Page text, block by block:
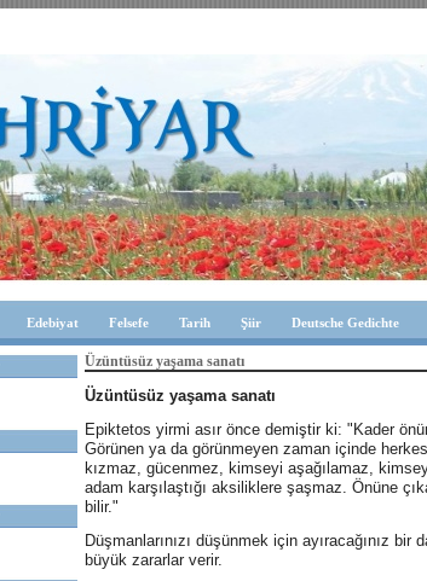
Edebiyat Felsefe Tarih Şiir Deutsche Gedichte
Üzüntüsüz yaşama sanatı
Üzüntüsüz yaşama sanatı
Epiktetos yirmi asır önce demiştir ki: "Kader
Görünen ya da görünmeyen zaman içinde
kızmaz, gücenmez, kimseyi aşağılamaz,
adam karşılaştığı aksiliklere şaşmaz. Önüne
bilir."
Düşmanlarınızı düşünmek için ayıracağınız
büyük zararlar verir.